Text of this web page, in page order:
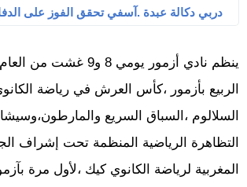
دربي دكالة عبدة .آسفي تحقق الفوز على
ينظم نادي أزمور يومي 8 و9
الربيع بأزمور ،كأس العرش في رياضة
السلالوم ،السباق السريع
التظاهرة الرياضية المنظمة تحت إشراف
المغربية لرياضة الكانوي كيك ،لأول مرة